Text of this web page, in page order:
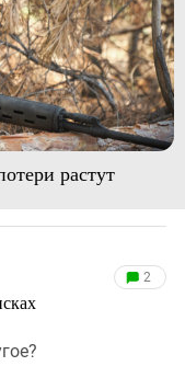
растут
2